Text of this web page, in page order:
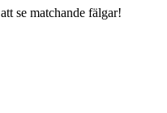
se matchande fälgar!